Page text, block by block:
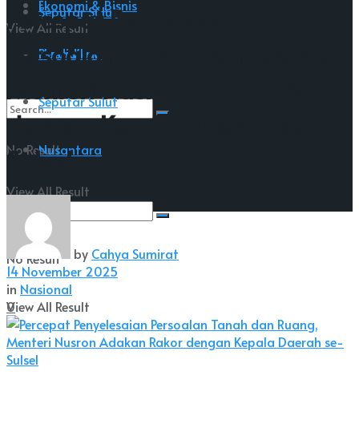
Seputar Sulut
Nusantara
No Result
View All Result
Ekonomi & Bisnis
Pendidikan
Seputar Sulut
Nusantara
No Result
View All Result
View All Result
Percepat Penyelesaian
Persoalan Tanah dan Ruang,
Menteri Nusron Adakan Rakor
dengan Kepala Daerah se-
Sulsel
by Cahya Sumirat
14 November 2025
in Nasional
0